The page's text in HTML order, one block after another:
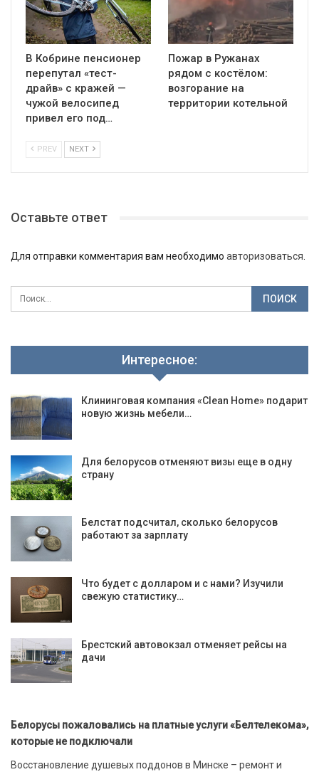
В Кобрине пенсионер
перепутал «тест-
драйв» с кражей —
чужой велосипед
привел его под…
Пожар в Ружанах
рядом с костёлом:
возгорание на
территории котельной
PREV NEXT
Оставьте ответ
Для отправки комментария вам необходимо авторизоваться
Интересное:
Клининговая компания «Clean Home» подарит
новую жизнь мебели…
Для белорусов отменяют визы еще в одну
страну
Белстат подсчитал, сколько белорусов
работают за зарплату
Что будет с долларом и с нами? Изучили
свежую статистику…
Брестский автовокзал отменяет рейсы на
дачи
Белорусы пожаловались на платные услуги «Белтелекома»,
которые не подключали
Восстановление душевых поддонов в Минске – ремонт и